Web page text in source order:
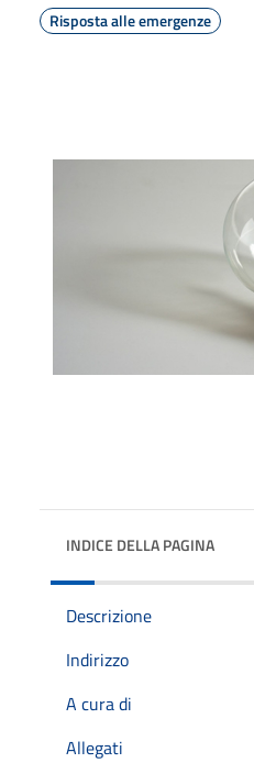
Risposta alle emergenze
INDICE DELLA PAGINA
Descrizione
Indirizzo
A cura di
Allegati